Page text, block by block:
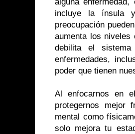
incluye la ínsula
preocupación
aumenta los
debilita el sistema
enfermedades,
poder que tienen
Al enfocarnos en
protegernos mejor
mental como
solo mejora tu